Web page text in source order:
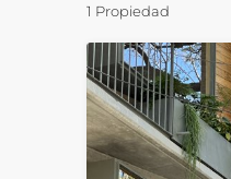
1 Propiedad